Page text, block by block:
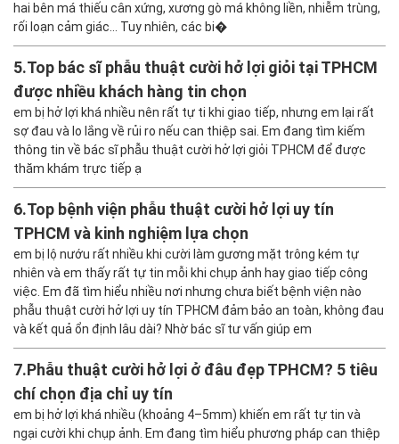
hai bên má thiếu cân xứng, xương gò má không liền, nhiễm trùng,
rối loạn cảm giác… Tuy nhiên, các bi�
5.Top bác sĩ phẫu thuật cười hở lợi giỏi tại TPHCM
được nhiều khách hàng tin chọn
em bị hở lợi khá nhiều nên rất tự ti khi giao tiếp, nhưng em lại rất
sợ đau và lo lắng về rủi ro nếu can thiệp sai. Em đang tìm kiếm
thông tin về bác sĩ phẫu thuật cười hở lợi giỏi TPHCM để được
thăm khám trực tiếp ạ
6.Top bệnh viện phẫu thuật cười hở lợi uy tín
TPHCM và kinh nghiệm lựa chọn
em bị lộ nướu rất nhiều khi cười làm gương mặt trông kém tự
nhiên và em thấy rất tự tin mỗi khi chụp ảnh hay giao tiếp công
việc. Em đã tìm hiểu nhiều nơi nhưng chưa biết bệnh viện nào
phẫu thuật cười hở lợi uy tín TPHCM đảm bảo an toàn, không đau
và kết quả ổn định lâu dài? Nhờ bác sĩ tư vấn giúp em
7.Phẫu thuật cười hở lợi ở đâu đẹp TPHCM? 5 tiêu
chí chọn địa chỉ uy tín
em bị hở lợi khá nhiều (khoảng 4–5mm) khiến em rất tự tin và
ngại cười khi chụp ảnh. Em đang tìm hiểu phương pháp can thiệp